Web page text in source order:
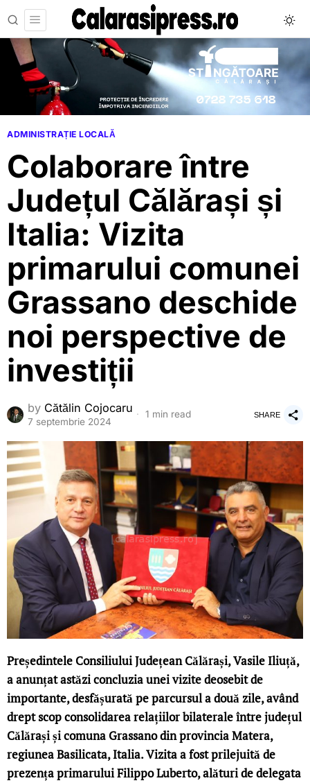
ADMINISTRAȚIE LOCALĂ
Colaborare între
Județul Călărași și
Italia: Vizita
primarului comunei
Grassano deschide
noi perspective de
investiții
by Cătălin Cojocaru
7 septembrie 2024
1 min read SHARE
Președintele Consiliului Județean Călărași, Vasile Iliuță,
a anunțat astăzi concluzia unei vizite deosebit de
importante, desfășurată pe parcursul a două zile, având
drept scop consolidarea relațiilor bilaterale între județul
Călărași și comuna Grassano din provincia Matera,
regiunea Basilicata, Italia. Vizita a fost prilejuită de
prezența primarului Filippo Luberto, alături de delegata